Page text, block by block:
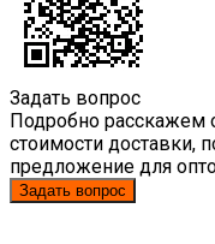
Задать вопрос
Подробно расскажем
стоимости доставки,
предложение для
Задать вопрос